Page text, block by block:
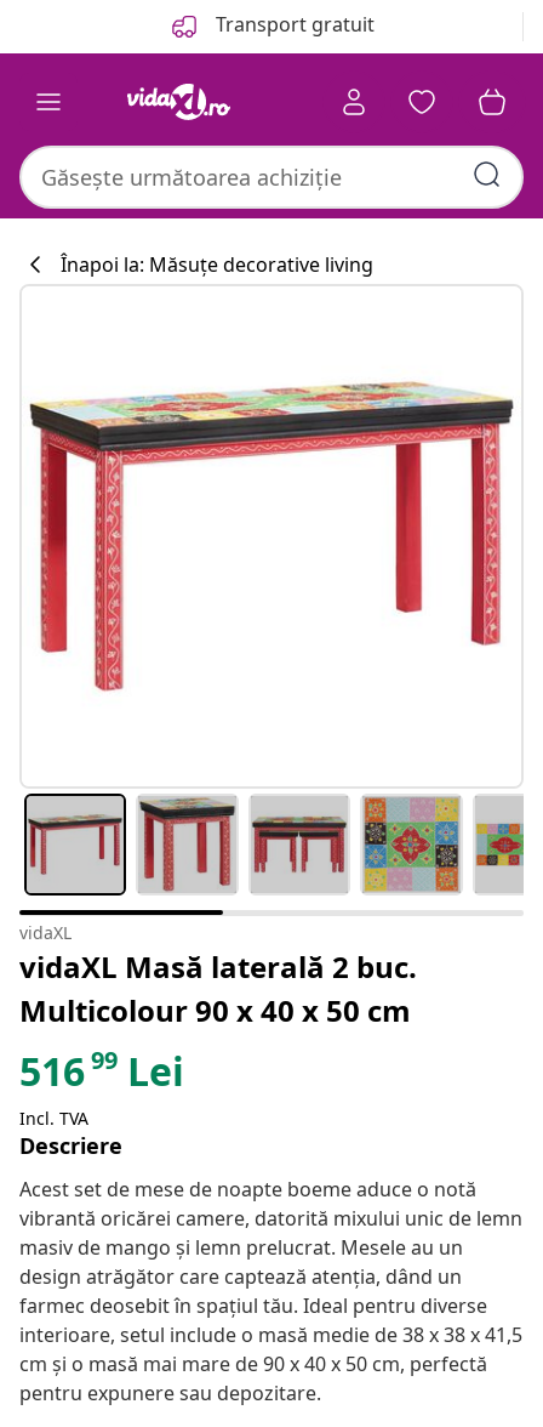
Transport gratuit
Înapoi la: Măsuțe decorative living
vidaXL
vidaXL Masă laterală 2 buc.
Multicolour 90 x 40 x 50 cm
51699 Lei
Incl. TVA
Descriere
Acest set de mese de noapte boeme aduce o notă
vibrantă oricărei camere, datorită mixului unic de lemn
masiv de mango și lemn prelucrat. Mesele au un
design atrăgător care captează atenția, dând un
farmec deosebit în spațiul tău. Ideal pentru diverse
interioare, setul include o masă medie de 38 x 38 x 41,5
cm și o masă mai mare de 90 x 40 x 50 cm, perfectă
pentru expunere sau depozitare.